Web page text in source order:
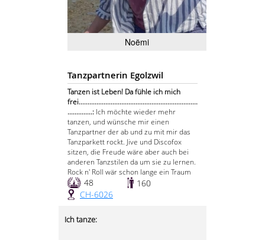
Noëmi
Tanzpartnerin Egolzwil
Tanzen ist Leben! Da fühle ich mich
frei...................................................................
..............: Ich möchte wieder mehr
tanzen, und wünsche mir einen
Tanzpartner der ab und zu mit mir das
Tanzparkett rockt. Jive und Discofox
sitzen, die Freude wäre aber auch bei
anderen Tanzstilen da um sie zu lernen.
Rock n' Roll wär schon lange ein Traum
48
160
CH-6026
Ich tanze: